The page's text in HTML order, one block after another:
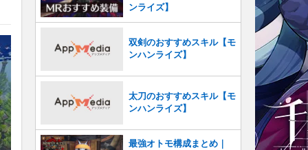
ンライズ】
双剣のおすすめスキル【モ
ンハンライズ】
太刀のおすすめスキル【モ
ンハンライズ】
最強オトモ構成まとめ｜